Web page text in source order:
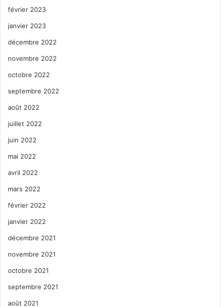
février 2023
janvier 2023
décembre 2022
novembre 2022
octobre 2022
septembre 2022
août 2022
juillet 2022
juin 2022
mai 2022
avril 2022
mars 2022
février 2022
janvier 2022
décembre 2021
novembre 2021
octobre 2021
septembre 2021
août 2021